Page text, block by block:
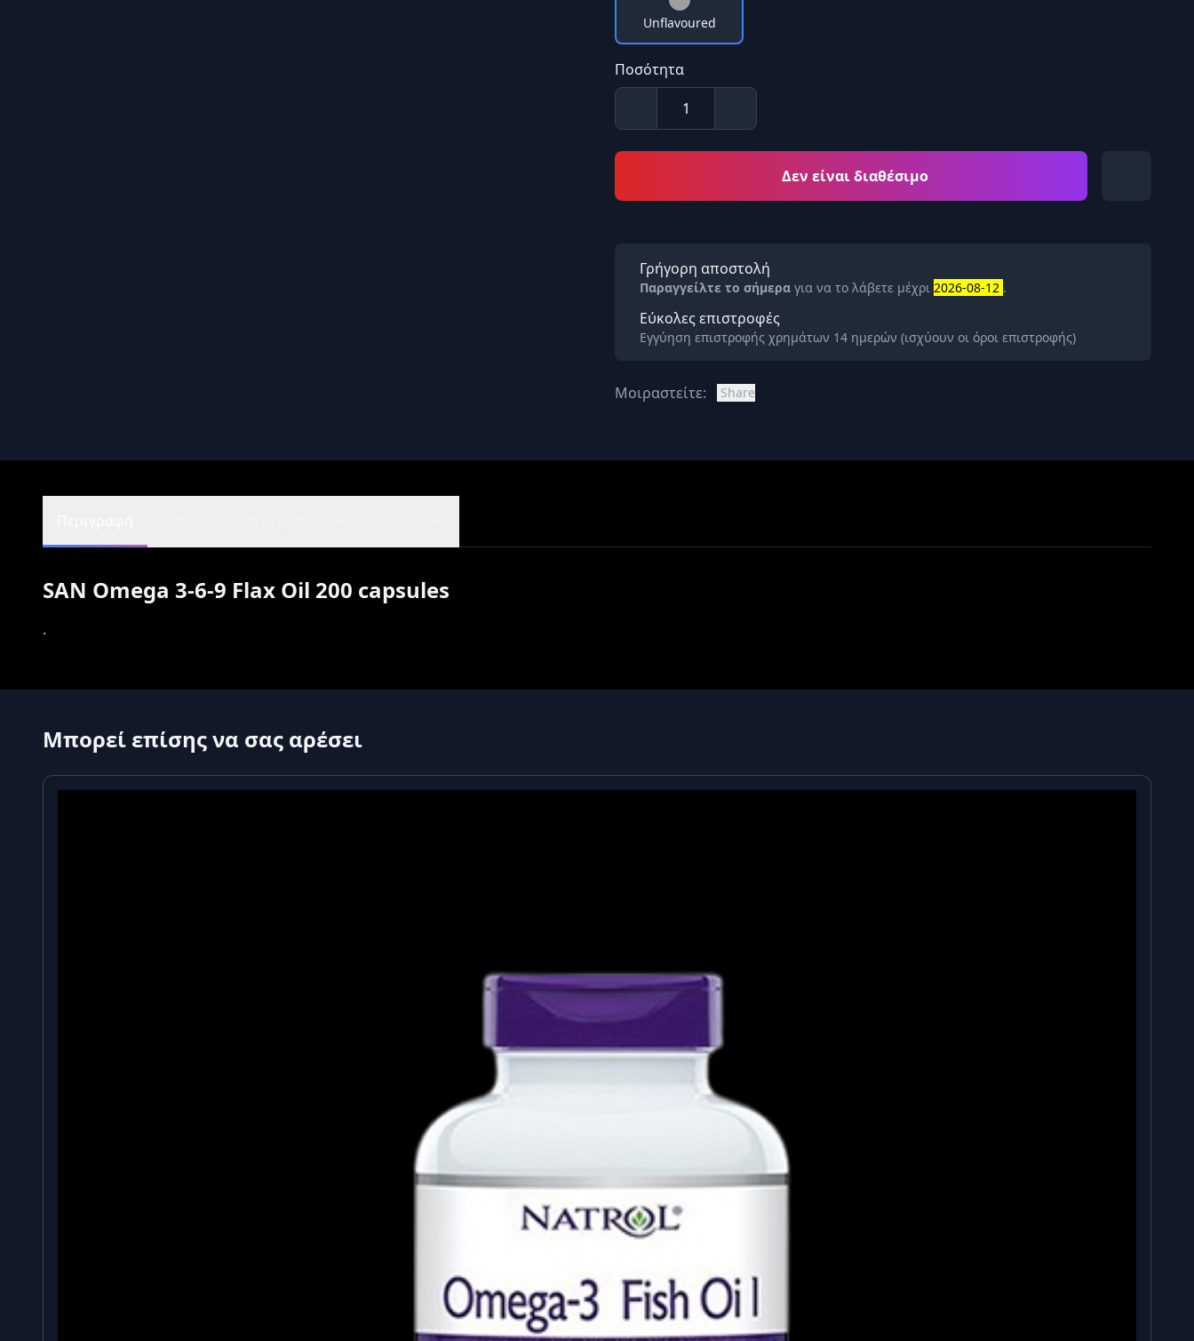
Unflavoured
Ποσότητα
Δεν είναι διαθέσιμο
Γρήγορη αποστολή
Παραγγείλτε το σήμερα για να το λάβετε μέχρι 2026-08-12 .
Εύκολες επιστροφές
Εγγύηση επιστροφής χρημάτων 14 ημερών (ισχύουν οι όροι επιστροφής)
Μοιραστείτε: Share
SAN Omega 3-6-9 Flax Oil 200 capsules
.
Μπορεί επίσης να σας αρέσει